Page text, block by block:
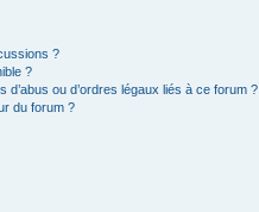
?
?
ou d’ordres légaux liés à ce forum ?
du forum ?